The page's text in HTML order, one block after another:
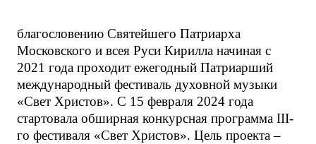
благословению Святейшего Патриарха
Московского и всея Руси Кирилла начиная с
2021 года проходит ежегодный Патриарший
международный фестиваль духовной музыки
«Свет Христов». С 15 февраля 2024 года
стартовала обширная конкурсная программа III-
го фестиваля «Свет Христов». Цель проекта –